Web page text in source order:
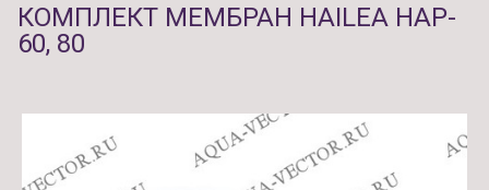
КОМПЛЕКТ МЕМБРАН HAILEA HAP-
60, 80